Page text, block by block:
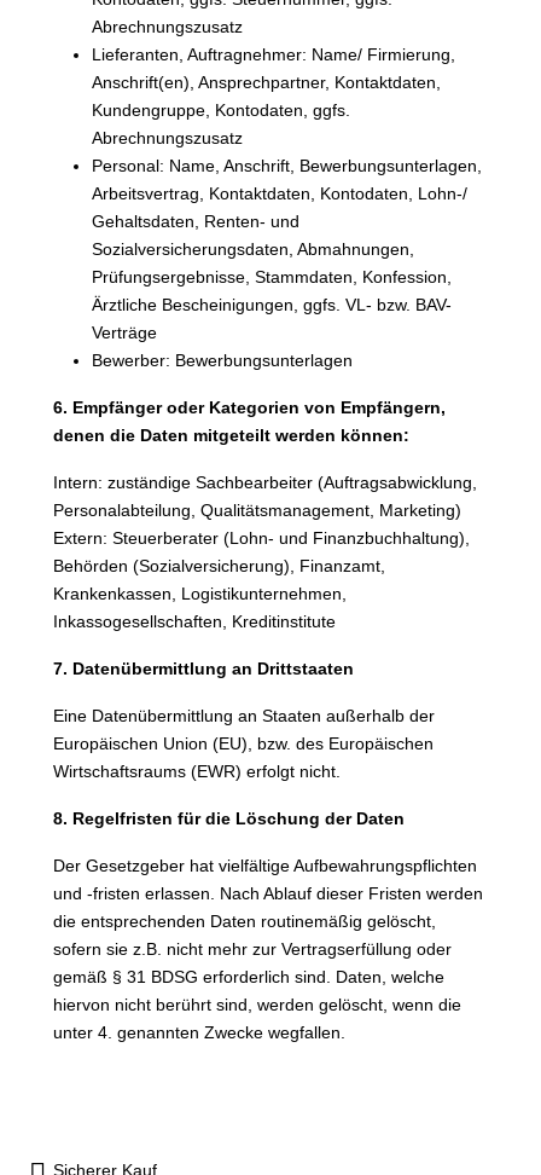
Abrechnungszusatz
Lieferanten, Auftragnehmer: Name/ Firmierung,
Anschrift(en), Ansprechpartner, Kontaktdaten,
Kundengruppe, Kontodaten, ggfs.
Abrechnungszusatz
Personal: Name, Anschrift, Bewerbungsunterlagen,
Arbeitsvertrag, Kontaktdaten, Kontodaten, Lohn-/
Gehaltsdaten, Renten- und
Sozialversicherungsdaten, Abmahnungen,
Prüfungsergebnisse, Stammdaten, Konfession,
Ärztliche Bescheinigungen, ggfs. VL- bzw. BAV-
Verträge
Bewerber: Bewerbungsunterlagen
6. Empfänger oder Kategorien von Empfängern,
denen die Daten mitgeteilt werden können:
Intern: zuständige Sachbearbeiter (Auftragsabwicklung,
Personalabteilung, Qualitätsmanagement, Marketing)
Extern: Steuerberater (Lohn- und Finanzbuchhaltung),
Behörden (Sozialversicherung), Finanzamt,
Krankenkassen, Logistikunternehmen,
Inkassogesellschaften, Kreditinstitute
7. Datenübermittlung an Drittstaaten
Eine Datenübermittlung an Staaten außerhalb der
Europäischen Union (EU), bzw. des Europäischen
Wirtschaftsraums (EWR) erfolgt nicht.
8. Regelfristen für die Löschung der Daten
Der Gesetzgeber hat vielfältige Aufbewahrungspflichten
und -fristen erlassen. Nach Ablauf dieser Fristen werden
die entsprechenden Daten routinemäßig gelöscht,
sofern sie z.B. nicht mehr zur Vertragserfüllung oder
gemäß § 31 BDSG erforderlich sind. Daten, welche
hiervon nicht berührt sind, werden gelöscht, wenn die
unter 4. genannten Zwecke wegfallen.
Sicherer Kauf